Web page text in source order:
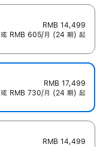
RMB 14,499
或 RMB 605/月 (24 期) 起
RMB 17,499
或 RMB 730/月 (24 期) 起
RMB 14,499